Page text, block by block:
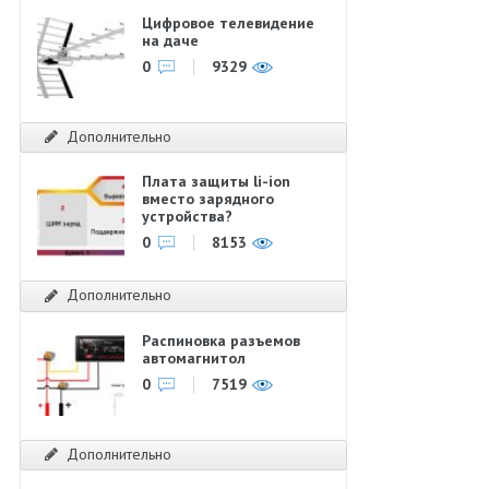
Цифровое телевидение
на даче
0
9329
Дополнительно
Плата защиты li-ion
вместо зарядного
устройства?
0
8153
Дополнительно
Распиновка разъемов
автомагнитол
0
7519
Дополнительно